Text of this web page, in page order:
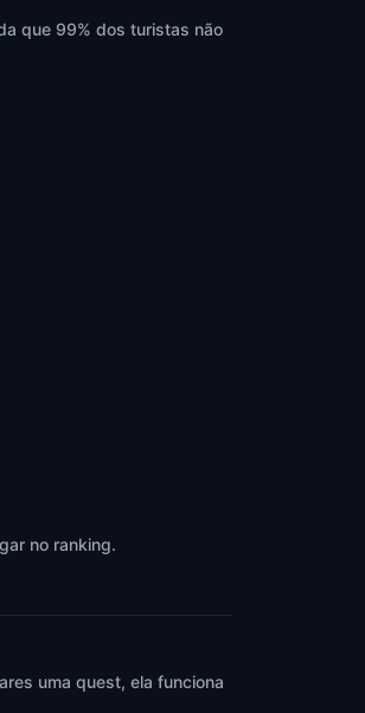
que 99% dos turistas não
no ranking.
uma quest, ela funciona